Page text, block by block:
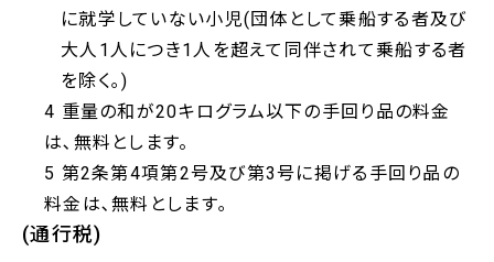
に就学していない小児(団体として乗船する者及び
大人1人につき1人を超えて同伴されて乗船する者
を除く｡)
4 重量の和が20キログラム以下の手回り品の料金
は､無料とします。
5 第2条第4項第2号及び第3号に掲げる手回り品の
料金は､無料とします｡
(通行税)